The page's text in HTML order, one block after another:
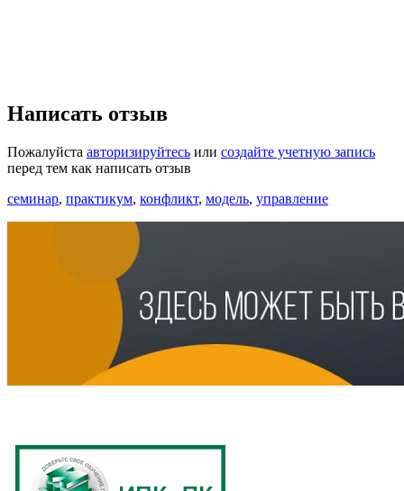
Написать отзыв
Пожалуйста авторизируйтесь или создайте учетную запись
перед тем как написать отзыв
семинар, практикум, конфликт, модель, управление